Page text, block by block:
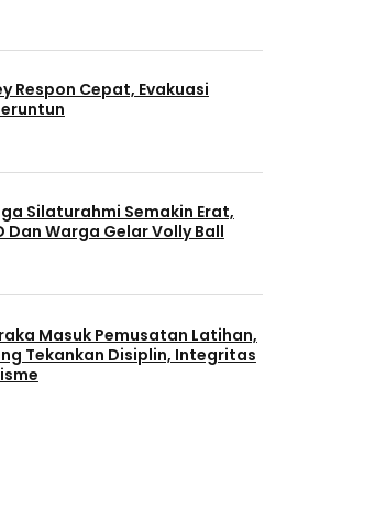
Respon Cepat, Evakuasi
Silaturahmi Semakin Erat,
Dan Warga Gelar Volly Ball
Masuk Pemusatan Latihan,
Tekankan Disiplin, Integritas